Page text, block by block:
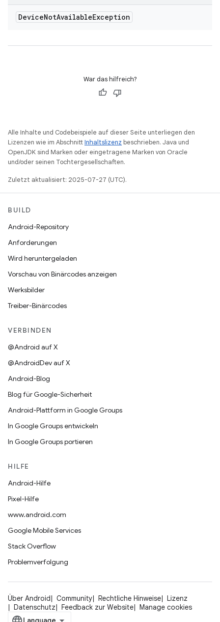
DeviceNotAvailableException
War das hilfreich?
Alle Inhalte und Codebeispiele auf dieser Seite unterliegen den
Lizenzen wie im AbschnittInhaltslizenz beschrieben. Java und
OpenJDK sind Marken oder eingetragene Marken von Oracle
und/oder seinen Tochtergesellschaften.
Zuletzt aktualisiert: 2025-07-27 (UTC).
BUILD
Android-Repository
Anforderungen
Wird heruntergeladen
Vorschau von Binärcodes anzeigen
Werksbilder
Treiber-Binärcodes
VERBINDEN
@Android auf X
@AndroidDev auf X
Android-Blog
Blog für Google-Sicherheit
Android-Plattform in Google Groups
In Google Groups entwickeln
In Google Groups portieren
HILFE
Android-Hilfe
Pixel-Hilfe
www.android.com
Google Mobile Services
Stack Overflow
Problemverfolgung
Über Android Community Rechtliche Hinweise
Lizenz
Datenschutz
Feedback zur Website Manage cookies